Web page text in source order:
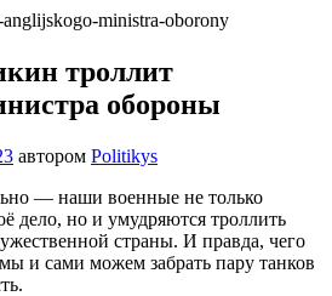
троллит
обороны
автором Politikys
— наши военные не только
дело, но и умудряются троллить
страны. И правда, чего
и сами можем забрать пару танков